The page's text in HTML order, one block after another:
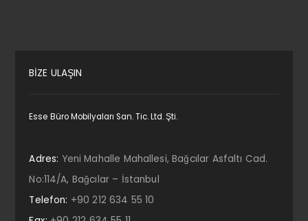
BİZE ULAŞIN
Esse Büro Mobilyaları San. Tic. Ltd. Şti.
Adres: Yeni Mahalle Mahallesi, Bağcılar Asfaltı Cad.
No:114/A, Bağcılar – İstanbul
Telefon: +90 212 634 55 10